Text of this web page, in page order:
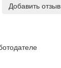
Добавить отзыв